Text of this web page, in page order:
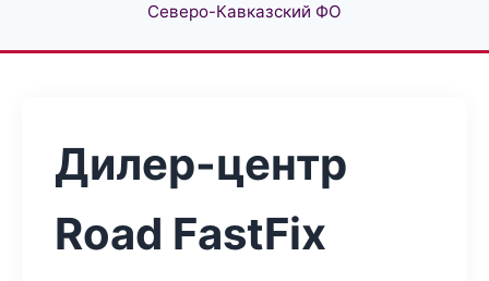
Северо-Кавказский ФО
Дилер-центр
Road FastFix